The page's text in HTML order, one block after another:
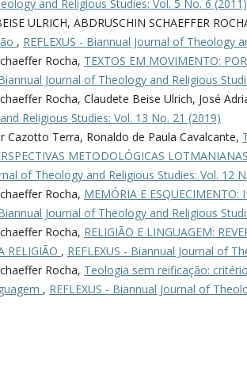
and Religious Studies: Vol. 5 No. 6 (2011)
ULRICH, ABDRUSCHIN SCHAEFFER
, REFLEXUS - Biannual Journal of Theology
Rocha, TEXTOS EM MOVIMENTO:
Journal of Theology and Religious
Rocha, Claudete Beise Ulrich, José
Religious Studies: Vol. 13 No. 21 (2019)
Cazotto Terra, Ronaldo de Paula Cavalcante,
METODOLÓGICAS
of Theology and Religious Studies: Vol. 12
Rocha, MEMÓRIA E ESQUECIMENTO:
Journal of Theology and Religious
Rocha, RELIGIÃO E LINGUAGEM:
RELIGIÃO , REFLEXUS - Biannual Journal of
Rocha, Teologia sem reificação:
, REFLEXUS - Biannual Journal of